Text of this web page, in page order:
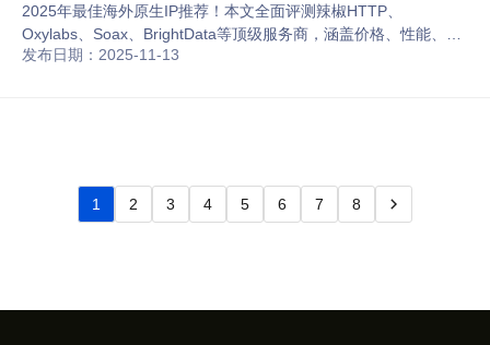
2025年最佳海外原生IP推荐！本文全面评测辣椒HTTP、
Oxylabs、Soax、BrightData等顶级服务商，涵盖价格、性能、稳
定性与适用场景对比。帮助跨境电商、数据采集和社交媒体用户快
发布日期：2025-11-13
1 2 3 4 5 6 7 8